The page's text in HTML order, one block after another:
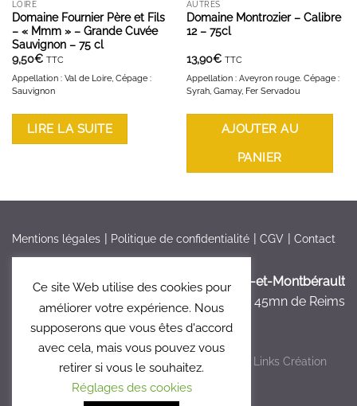
LOIRE
Domaine Fournier Père et Fils
– « Mmm » – Grande Cuvée
Sauvignon – 75 cl
9,50€ TTC
Appellation : Val de Loire, Cépage :
Sauvignon
LIRE LA SUITE
AUTRES
Domaine Montrozier – Calibre
12 – 75cl
13,90€ TTC
Appellation : Aveyron rouge. Cépage :
Syrah, Gamay, Fer Servadou
AJOUTER AU
PANIER
Mentions légales Politique de confidentialité CGV Contact
France > Aisne >
Bruyères-et-Montbérault
à 5mn de Laon, à 45mn de Reims
Copyright 2026 © Le Clos 47 - Réalisé par Links Création
Graphique
Ce site Web utilise des cookies pour
améliorer votre expérience. Nous
supposerons que vous êtes d'accord
avec cela, mais vous pouvez vous
retirer si vous le souhaitez.
Réglages des cookies